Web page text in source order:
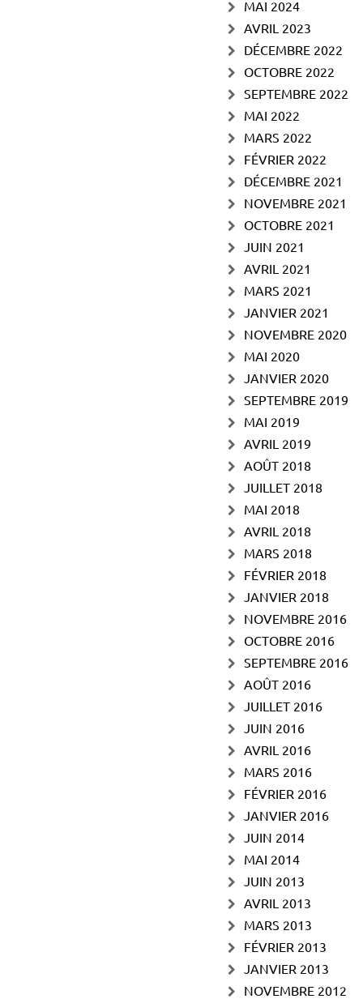
MAI 2024
AVRIL 2023
DÉCEMBRE 2022
OCTOBRE 2022
SEPTEMBRE 2022
MAI 2022
MARS 2022
FÉVRIER 2022
DÉCEMBRE 2021
NOVEMBRE 2021
OCTOBRE 2021
JUIN 2021
AVRIL 2021
MARS 2021
JANVIER 2021
NOVEMBRE 2020
MAI 2020
JANVIER 2020
SEPTEMBRE 2019
MAI 2019
AVRIL 2019
AOÛT 2018
JUILLET 2018
MAI 2018
AVRIL 2018
MARS 2018
FÉVRIER 2018
JANVIER 2018
NOVEMBRE 2016
OCTOBRE 2016
SEPTEMBRE 2016
AOÛT 2016
JUILLET 2016
JUIN 2016
AVRIL 2016
MARS 2016
FÉVRIER 2016
JANVIER 2016
JUIN 2014
MAI 2014
JUIN 2013
AVRIL 2013
MARS 2013
FÉVRIER 2013
JANVIER 2013
NOVEMBRE 2012